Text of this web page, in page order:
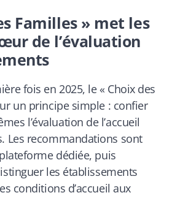
Familles » met les
de l’évaluation
fois en 2025, le « Choix des
un principe simple : confier
l’évaluation de l’accueil
Les recommandations sont
dédiée, puis
les établissements
conditions d’accueil aux